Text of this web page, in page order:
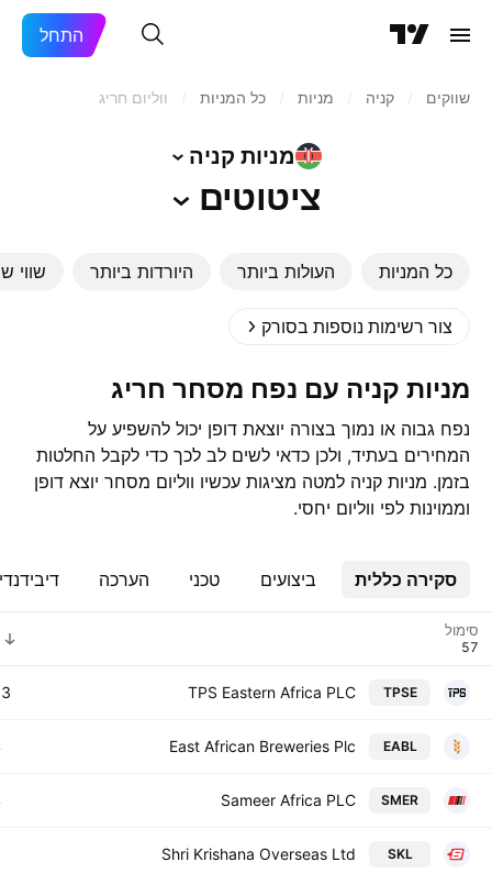
התחל
שווקים קניה מניות‏ כל המניות ווליום חריג
מניות קניה
ציטוטים
כל המניות העולות ביותר היורדות ביותר שווי
צור רשימות נוספות בסורק
‎מניות קניה‎ עם נפח מסחר חריג
נפח גבוה או נמוך בצורה יוצאת דופן יכול להשפיע על
המחירים בעתיד, ולכן כדאי לשים לב לכך כדי לקבל החלטות
בזמן. ‎מניות קניה‎ למטה מציגות עכשיו ווליום מסחר יוצא דופן
וממוינות לפי ווליום יחסי.
סקירה כללית ביצועים טכני הערכה
סימול
TPSE
TPS Eastern Africa PLC
EABL
East African Breweries Plc
SMER
Sameer Africa PLC
SKL
Shri Krishana Overseas Ltd